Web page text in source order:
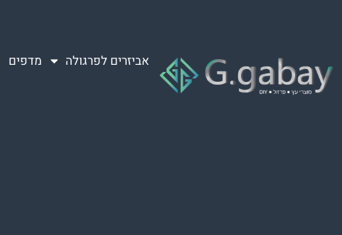
אביזרים לפרגולה מדפים